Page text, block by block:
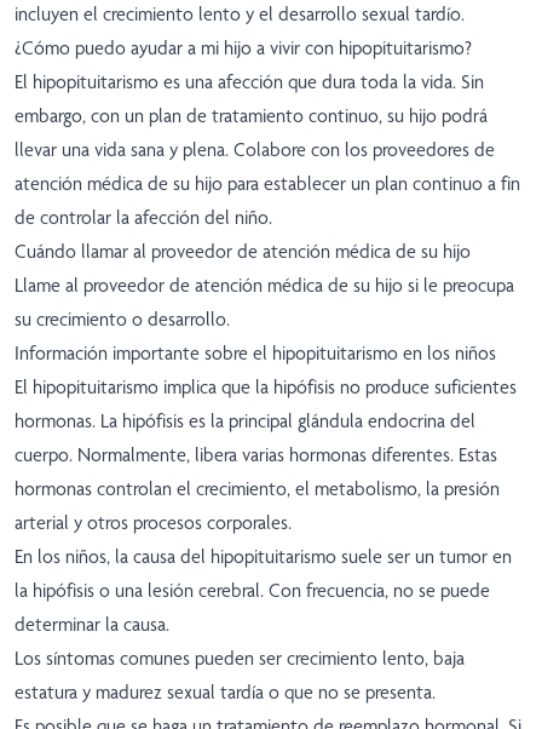
incluyen el crecimiento lento y el desarrollo sexual tardío.
¿Cómo puedo ayudar a mi hijo a vivir con hipopituitarismo?
El hipopituitarismo es una afección que dura toda la vida. Sin
embargo, con un plan de tratamiento continuo, su hijo podrá
llevar una vida sana y plena. Colabore con los proveedores de
atención médica de su hijo para establecer un plan continuo a fin
de controlar la afección del niño.
Cuándo llamar al proveedor de atención médica de su hijo
Llame al proveedor de atención médica de su hijo si le preocupa
su crecimiento o desarrollo.
Información importante sobre el hipopituitarismo en los niños
El hipopituitarismo implica que la hipófisis no produce suficientes
hormonas. La hipófisis es la principal glándula endocrina del
cuerpo. Normalmente, libera varias hormonas diferentes. Estas
hormonas controlan el crecimiento, el metabolismo, la presión
arterial y otros procesos corporales.
En los niños, la causa del hipopituitarismo suele ser un tumor en
la hipófisis o una lesión cerebral. Con frecuencia, no se puede
determinar la causa.
Los síntomas comunes pueden ser crecimiento lento, baja
estatura y madurez sexual tardía o que no se presenta.